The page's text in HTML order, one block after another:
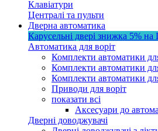
Клавіатури
Централі та пульти
Дверна автоматика
Карусельні двері знижка 5% на
Автоматика для воріт
Комплекти автоматики
Комплекти автоматики
Комплекти автоматики
Приводи для воріт
показати всі
Аксесуари до
Дверні доводжувачі